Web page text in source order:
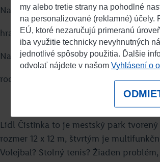
my alebo tretie strany na pohodlné
na personalizované (reklamné) účely.
EÚ, ktoré nezaručujú primeranú
iba využitie technicky nevyhnutných
jednotlivé spôsoby použitia. Ďalšie
odvolať nájdete v našom Vyhlásení o
Na Čistinke v Nových Zámkoch
hrajú basket Peťo s Jankou
Na Čistinke v Krtíši
rodina hlad utíši
Lidl Čistinka to je mestský park
rozmer 12 x 12 m, štvrtým je
Volejbal? Stolný tenis? Žiaden